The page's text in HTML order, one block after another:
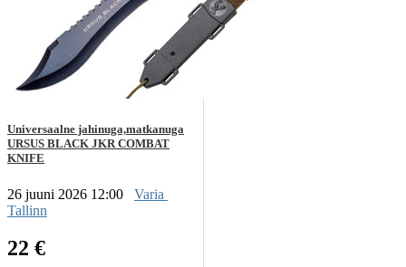
Universaalne jahinuga,matkanuga
URSUS BLACK JKR COMBAT
KNIFE
26 juuni 2026 12:00
Varia
Tallinn
22 €